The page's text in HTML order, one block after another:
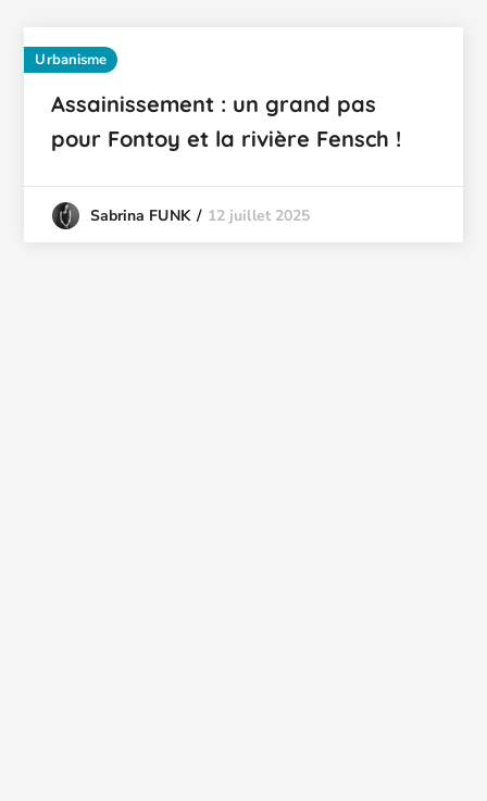
Urbanisme
Assainissement : un grand pas
pour Fontoy et la rivière Fensch !
Sabrina FUNK 12 juillet 2025